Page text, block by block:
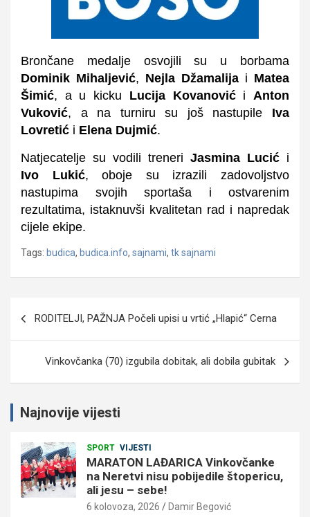
Brončane medalje osvojili su u borbama
Dominik Mihaljević, Nejla Džamalija i Matea
Šimić, a u kicku Lucija KovanovićiAnton
Vuković, a na turniru su još nastupile Iva
Lovretić i Elena Dujmić.
Natjecatelje su vodili treneri Jasmina Lucić i
Ivo Lukić, oboje su izrazili zadovoljstvo
nastupima svojih sportaša i ostvarenim
rezultatima, istaknuvši kvalitetan rad i napredak
cijele ekipe.
Tags: budica, budica.info, sajnami, tk sajnami
RODITELJI, PAŽNJA Počeli upisi u vrtić „Hlapić“ Cerna
Vinkovčanka (70) izgubila dobitak, ali dobila gubitak
Najnovije vijesti
SPORT VIJESTI
MARATON LAĐARICA Vinkovčanke
na Neretvi nisu pobijedile štopericu,
ali jesu – sebe!
6 kolovoza, 2026 Damir Begović